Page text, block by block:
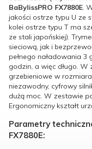
BaBylissPRO FX7880E.
jakości ostrze typu U ze
kolei ostrze typu T ma
ze stali japońskiej).
sieciową, jak i
pełnego naładowania
godzin, a więc długo. W
grzebieniowe w
niezawodny, cyfrowy
dużą moc. W zestawie
Ergonomiczny kształt
Parametry
FX7880E: